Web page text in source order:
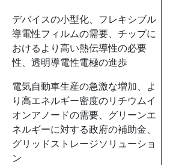
デバイスの小型化、フレキシブル
導電性フィルムの需要、チップに
おけるより高い熱伝導性の必要
性、透明導電性電極の進歩
電気自動車生産の急激な増加、よ
り高エネルギー密度のリチウムイ
オンアノードの需要、グリーンエ
ネルギーに対する政府の補助金、
グリッドストレージソリューショ
ン